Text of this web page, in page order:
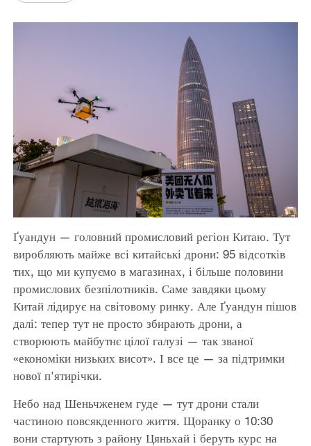
Ґуандун — головний промисловий регіон Китаю. Тут
виробляють майже всі китайські дрони: 95 відсотків
тих, що ми купуємо в магазинах, і більше половини
промислових безпілотників. Саме завдяки цьому
Китай лідирує на світовому ринку. Але Ґуандун пішов
далі: тепер тут не просто збирають дрони, а
створюють майбутнє цілої галузі — так званої
«економіки низьких висот». І все це — за підтримки
нової п'ятирічки.
Небо над Шеньчженем гуде — тут дрони стали
частиною повсякденного життя. Щоранку о 10:30
вони стартують з району Цяньхай і беруть курс на